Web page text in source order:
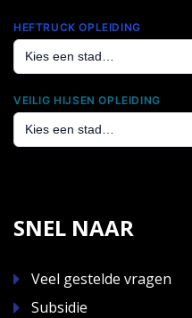
HEFTRUCK OPLEIDING
VEILIG HIJSEN OPLEIDING
SNEL NAAR
Veel gestelde vragen
Subsidie